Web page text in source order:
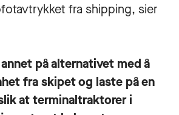
fra shipping, sier
på alternativet med å
fra skipet og laste på en
at terminaltraktorer i